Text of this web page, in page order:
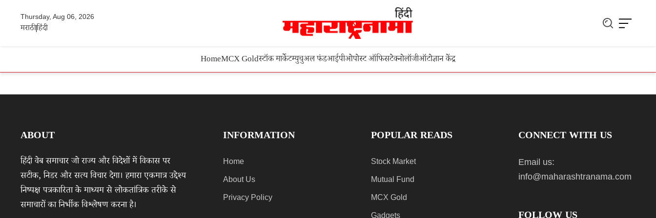
Thursday, Aug 06, 2026
मराठीहिंदी
HomeMCX Goldस्टॉक मार्केटम्युचुअल फंडआईपीओपोस्ट ऑफिसटेक्नोलॉजीऑटोज्ञान केंद्र
ABOUT
हिंदी वेब समाचार जो राज्य और विदेशों में विकास पर
सटीक, निडर और सत्य विचार देगा। हमारा एकमात्र उद्देश्य
निष्पक्ष पत्रकारिता के माध्यम से लोकतांत्रिक तरीके से
समाचारों का निर्भीक विश्लेषण करना है।
INFORMATION
Home
About Us
Privacy Policy
POPULAR READS
Stock Market
Mutual Fund
MCX Gold
Gadgets
CONNECT WITH US
Email us:
info@maharashtranama.com